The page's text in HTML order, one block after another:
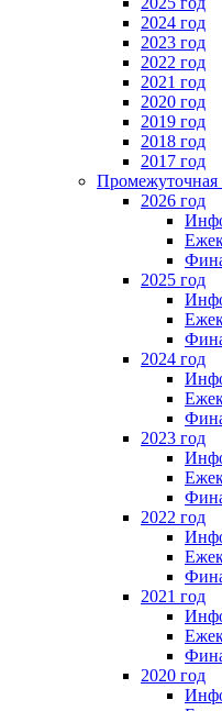
2024 год
2023 год
2022 год
2021 год
2020 год
2019 год
2018 год
2017 год
Промежуточная
2026 год
2025 год
2024 год
2023 год
2022 год
2021 год
2020 год